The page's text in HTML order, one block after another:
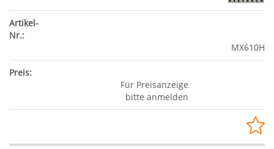
MX610H
Für Preisanzeige
bitte anmelden